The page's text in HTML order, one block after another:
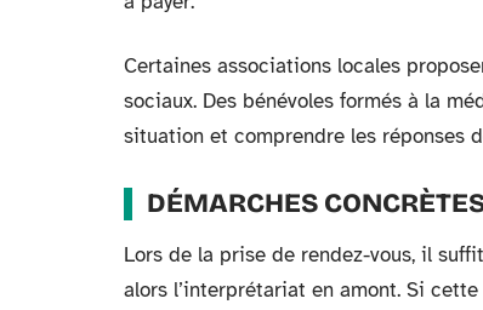
Certaines associations locales
sociaux. Des bénévoles formés à la
situation et comprendre les réponses
DÉMARCHES
Lors de la prise de rendez-vous, il
alors l’interprétariat en amont. Si